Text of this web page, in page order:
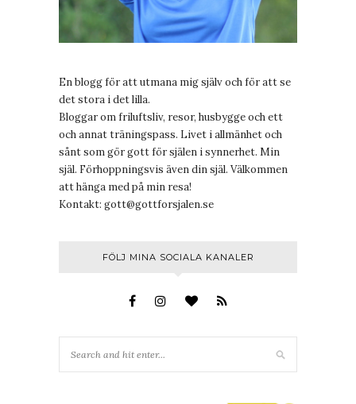
En blogg för att utmana mig själv och för att se
det stora i det lilla.
Bloggar om friluftsliv, resor, husbygge och ett
och annat träningspass. Livet i allmänhet och
sånt som gör gott för själen i synnerhet. Min
själ. Förhoppningsvis även din själ. Välkommen
att hänga med på min resa!
Kontakt: gott@gottforsjalen.se
FÖLJ MINA SOCIALA KANALER